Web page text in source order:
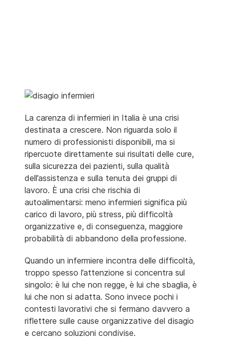
La carenza di infermieri in Italia è una crisi
destinata a crescere. Non riguarda solo il
numero di professionisti disponibili, ma si
ripercuote direttamente sui risultati delle cure,
sulla sicurezza dei pazienti, sulla qualità
dell’assistenza e sulla tenuta dei gruppi di
lavoro. È una crisi che rischia di
autoalimentarsi: meno infermieri significa più
carico di lavoro, più stress, più difficoltà
organizzative e, di conseguenza, maggiore
probabilità di abbandono della professione.
Quando un infermiere incontra delle difficoltà,
troppo spesso l’attenzione si concentra sul
singolo: è lui che non regge, è lui che sbaglia, è
lui che non si adatta. Sono invece pochi i
contesti lavorativi che si fermano davvero a
riflettere sulle cause organizzative del disagio
e cercano soluzioni condivise.